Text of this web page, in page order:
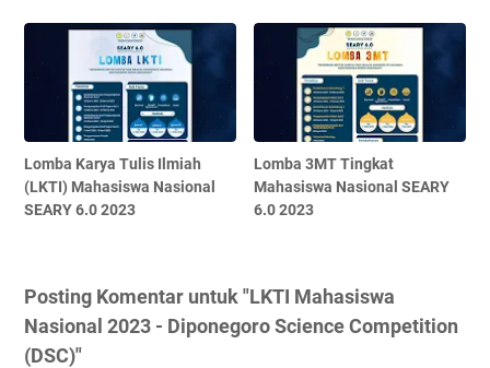
Lomba Karya Tulis Ilmiah
(LKTI) Mahasiswa Nasional
SEARY 6.0 2023
Lomba 3MT Tingkat
Mahasiswa Nasional SEARY
6.0 2023
Posting Komentar untuk "LKTI Mahasiswa
Nasional 2023 - Diponegoro Science Competition
(DSC)"